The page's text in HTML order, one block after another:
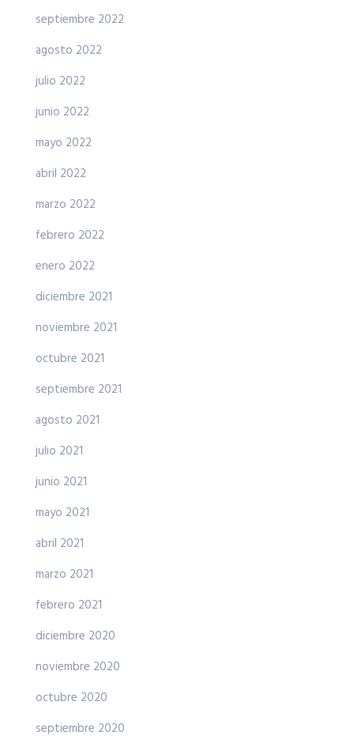
septiembre 2022
agosto 2022
julio 2022
junio 2022
mayo 2022
abril 2022
marzo 2022
febrero 2022
enero 2022
diciembre 2021
noviembre 2021
octubre 2021
septiembre 2021
agosto 2021
julio 2021
junio 2021
mayo 2021
abril 2021
marzo 2021
febrero 2021
diciembre 2020
noviembre 2020
octubre 2020
septiembre 2020